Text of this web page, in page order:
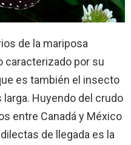
de la mariposa
caracterizado por su
es también el insecto
Huyendo del crudo
entre Canadá y México
de llegada es la